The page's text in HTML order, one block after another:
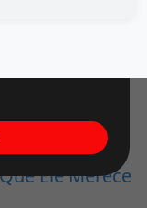
Ele Merece